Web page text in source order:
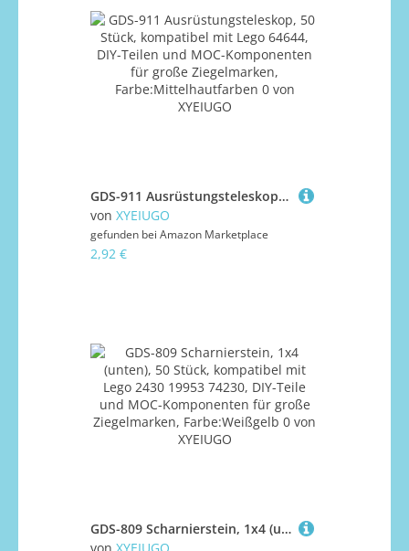
GDS-911 Ausrüstungsteleskop, 50 Stück, kompatibel mit Lego 64644, DIY-Teilen und MOC-Komponenten für große Ziegelmarken, Farbe:Mittelhautfarben 0
von XYEIUGO
gefunden bei Amazon Marketplace
2,92 €
GDS-809 Scharnierstein, 1x4 (unten), 50 Stück, kompatibel mit Lego 2430 19953 74230, DIY-Teile und MOC-Komponenten für große Ziegelmarken, Farbe:Weißgelb 0